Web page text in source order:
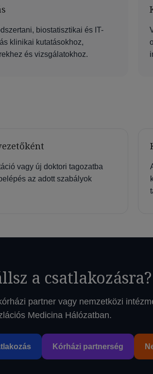
biostatisztikai és IT-
klinikai kutatásokhoz,
és vizsgálatokhoz.
vagy új doktori tagozatba
az adott szabályok
a csatlakozásra?
partner vagy nemzetközi
Medicina Hálózatban.
Kórházi partnerség